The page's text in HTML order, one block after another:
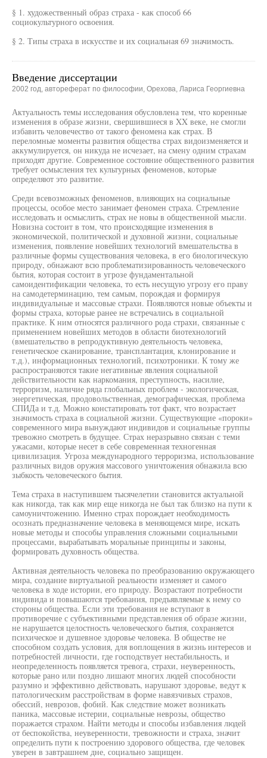
§ 1. художественный образ страха - как способ 66
социокультурного освоения.
§ 2. Типы страха в искусстве и их социальная 69 значимость.
Введение диссертации
2002 год, автореферат по философии, Орехова, Лариса Георгиевна
Актуальность темы исследования обусловлена тем, что коренные
изменения в образе жизни, свершившиеся в XX веке, не смогли
избавить человечество от такого феномена как страх. В
переломные моменты развития общества страх видоизменяется и
аккумулируется, он никуда не исчезает, на смену одним страхам
приходят другие. Современное состояние общественного развития
требует осмысления тех культурных феноменов, которые
определяют это развитие.
Среди всевозможных феноменов, влияющих на социальные
процессы, особое место занимает феномен страха. Стремление
исследовать и осмыслить, страх не новы в общественной мысли.
Новизна состоит в том, что происходящие изменения в
экономической, политической и духовной жизни, социальные
изменения, появление новейших технологий вмешательства в
различные формы существования человека, в его биологическую
природу, обнажают всю проблематизированность человеческого
бытия, которая состоит в угрозе фундаментальной
самоидентификации человека, то есть несущую угрозу его праву
на самодетерминацию, тем самым, порождая и формируя
индивидуальные и массовые страхи. Появляются новые объекты и
формы страха, которые ранее не встречались в социальной
практике. К ним относятся различного рода страхи, связанные с
применением новейших методов в области биотехнологий
(вмешательство в репродуктивную деятельность человека,
генетическое сканирование, трансплантация, клонирование и
т.д.), информационных технологий, психотроники. К тому же
распространяются такие негативные явления социальной
действительности как наркомания, преступность, насилие,
терроризм, наличие ряда глобальных проблем - экологическая,
энергетическая, продовольственная, демографическая, проблема
СПИДа и т.д. Можно констатировать тот факт, что возрастает
значимость страха в социальной жизни. Существующие «пороки»
современного мира вынуждают индивидов и социальные группы
тревожно смотреть в будущее. Страх неразрывно связан с теми
ужасами, которые несет в себе современная техногенная
цивилизация. Угроза международного терроризма, использование
различных видов оружия массового уничтожения обнажила всю
зыбкость человеческого бытия.
Тема страха в наступившем тысячелетии становится актуальной
как никогда, так как мир еще никогда не был так близко на пути к
самоуничтожению. Именно страх порождает необходимость
осознать предназначение человека в меняющемся мире, искать
новые методы и способы управления сложными социальными
процессами, вырабатывать моральные принципы и законы,
формировать духовность общества.
Активная деятельность человека по преобразованию окружающего
мира, создание виртуальной реальности изменяет и самого
человека в ходе истории, его природу. Возрастают потребности
индивида и повышаются требования, предъявляемые к нему со
стороны общества. Если эти требования не вступают в
противоречие с субъективными представления об образе жизни,
не нарушается целостность человеческого бытия, сохраняется
психическое и душевное здоровье человека. В обществе не
способном создать условия, для воплощения в жизнь интересов и
потребностей личности, где господствует нестабильность, и
неопределенность появляется тревога, страхи, неуверенность,
которые рано или поздно лишают многих людей способности
разумно и эффективно действовать, нарушают здоровье, ведут к
патологическим расстройствам в форме навязчивых страхов,
обессий, неврозов, фобий. Как следствие может возникать
паника, массовые истерии, социальные неврозы, общество
поражается страхом. Найти методы и способы избавления людей
от беспокойства, неуверенности, тревожности и страха, значит
определить пути к построению здорового общества, где человек
уверен в завтрашнем дне, социально защищен.